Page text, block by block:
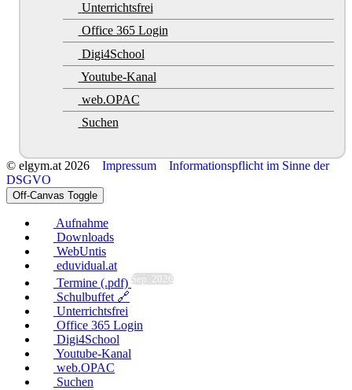
Unterrichtsfrei
Office 365 Login
Digi4School
Youtube-Kanal
web.OPAC
Suchen
© elgym.at 2026 Impressum
Informationspflicht im Sinne der
DSGVO
Off-Canvas Toggle
Aufnahme
Downloads
WebUntis
eduvidual.at
Termine (.pdf) Sep. 2026
Schulbuffet 🔗
Unterrichtsfrei
Office 365 Login
Digi4School
Youtube-Kanal
web.OPAC
Suchen